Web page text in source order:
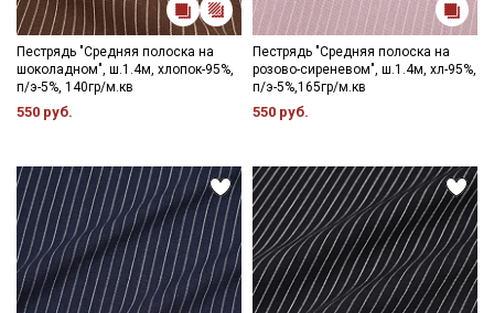
Пестрядь "Средняя полоска на
шоколадном", ш.1.4м, хлопок-95%,
п/э-5%, 140гр/м.кв
550 руб.
Пестрядь "Средняя полоска на
розово-сиреневом", ш.1.4м, хл-95%,
п/э-5%,165гр/м.кв
550 руб.
Секретная рассылка от Купава
Мы публикуем здесь дополнительные
промокоды и скидки до 30% на узкие